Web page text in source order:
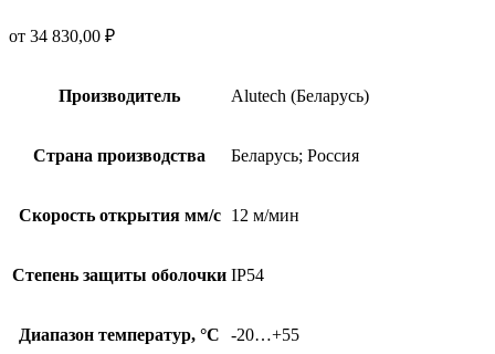
от 34 830,00 ₽
Производитель Alutech (Беларусь)
Страна производства Беларусь; Россия
Скорость открытия мм/с 12 м/мин
Степень защиты оболочки IP54
Диапазон температур, °С -20…+55